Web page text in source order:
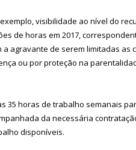
visibilidade ao nível do
de horas em 2017,
a agravante de serem limitadas
ou por proteção na
35 horas de trabalho semanais
da necessária
disponíveis.